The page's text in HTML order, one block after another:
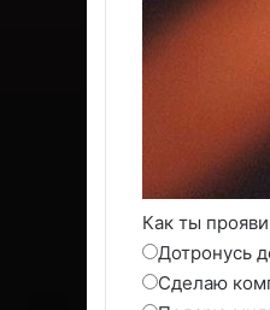
Как ты
Дотронусь
Сделаю